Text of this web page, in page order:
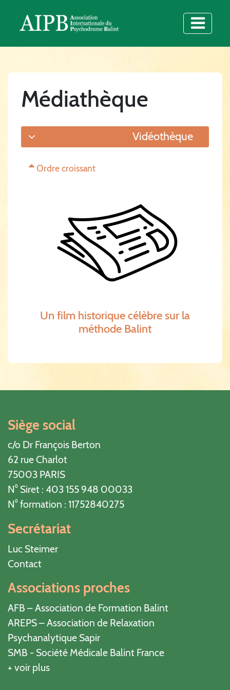
Médiathèque
Vidéothèque
Ordre croissant
Un film historique célèbre sur la
méthode Balint
Siège social
c/o Dr François Berton
62 rue Charlot
75003 PARIS
N° Siret : 403 155 948 00033
N° formation : 11752840275
Secrétariat
Luc Steimer
Contact
Associations proches
AFB – Association de Formation Balint
AREPS – Association de Relaxation
Psychanalytique Sapir
SMB - Société Médicale Balint France
+ voir plus